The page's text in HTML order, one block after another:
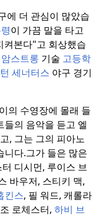
에 더 관심이 많았습
이 가끔 말을 타고
켜본다"고 회상했습
암스트롱 기술 고등학
세너터스 야구 경기
의 수영장에 몰래 들
들의 음악을 듣고 엘
, 그는 그의 피아노
니다.그가 들은 많은
디시먼, 루이스 브
바우저, 스티키 맥,
킨스, 필 워드, 캐롤라
로체스터, 하비 브